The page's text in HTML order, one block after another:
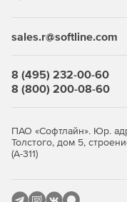
нужны, и не
использовать.
Если необходимо
управление защитой
лицензирование
sales.r@softline.com
8 (495) 232-00-60
8 (800) 200-08-60
ПАО «Софтлайн». Юр.
Толстого, дом 5,
(А-311)